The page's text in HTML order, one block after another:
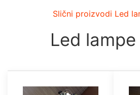
Slični proizvodi Led
Led